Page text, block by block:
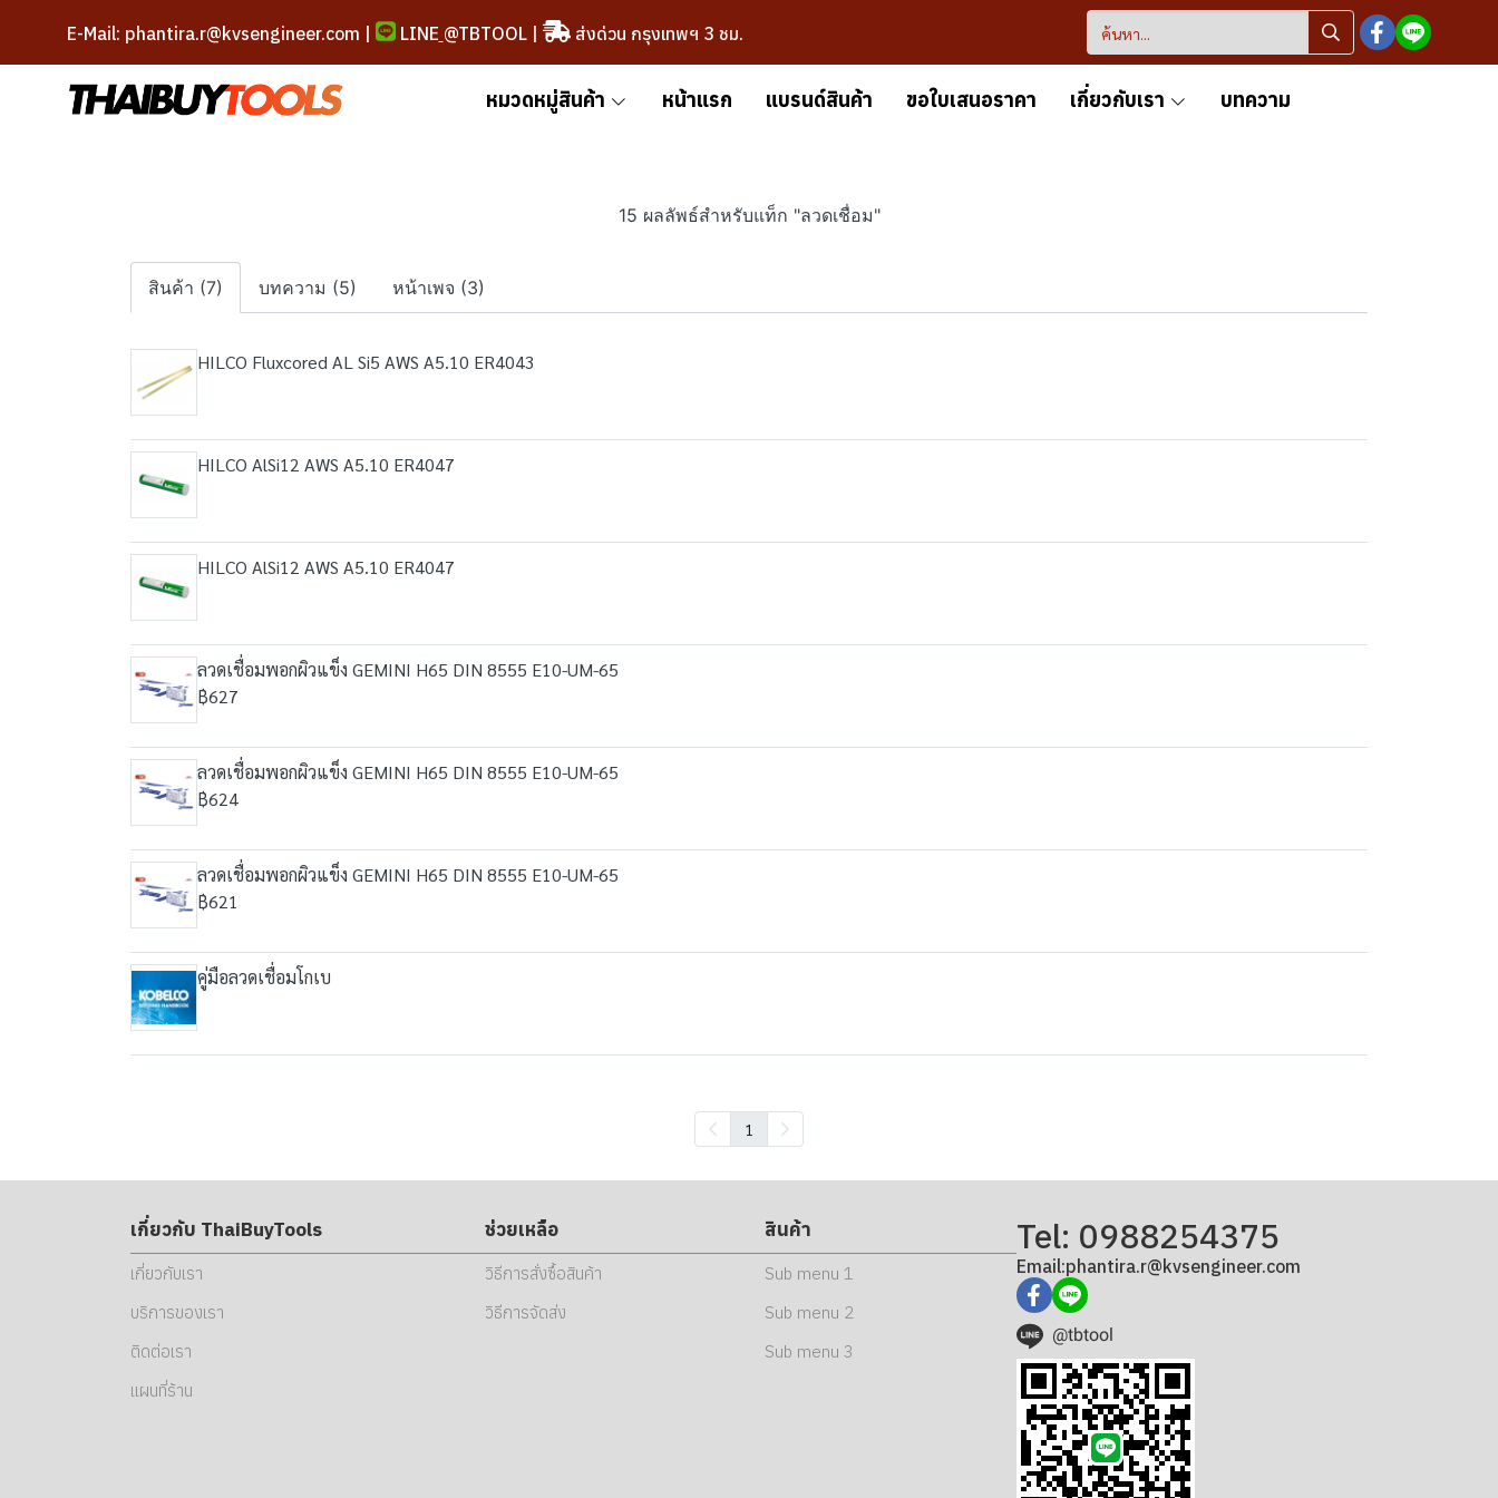
E-Mail: phantira.r@kvsengineer.com | LINE @TBTOOL| ส่งด่วน กรุงเทพฯ 3 ชม.
หมวดหมู่สินค้า หน้าแรก แบรนด์สินค้า ขอใบเสนอราคา เกี่ยวกับเรา บทความ
15 ผลลัพธ์สำหรับแท็ก "ลวดเชื่อม"
สินค้า (7) บทความ (5) หน้าเพจ (3)
HILCO Fluxcored AL Si5 AWS A5.10 ER4043
HILCO AlSi12 AWS A5.10 ER4047
HILCO AlSi12 AWS A5.10 ER4047
ลวดเชื่อมพอกผิวแข็ง GEMINI H65 DIN 8555 E10-UM-65
฿627
ลวดเชื่อมพอกผิวแข็ง GEMINI H65 DIN 8555 E10-UM-65
฿624
ลวดเชื่อมพอกผิวแข็ง GEMINI H65 DIN 8555 E10-UM-65
฿621
คู่มือลวดเชื่อมโกเบ
1
เกี่ยวกับ ThaiBuyTools
เกี่ยวกับเรา
บริการของเรา
ติดต่อเรา
แผนที่ร้าน
ช่วยเหลือ
วิธีการสั่งซื้อสินค้า
วิธีการจัดส่ง
สินค้า
Sub menu 1
Sub menu 2
Sub menu 3
Tel: 0988254375
Email:phantira.r@kvsengineer.com
@tbtool